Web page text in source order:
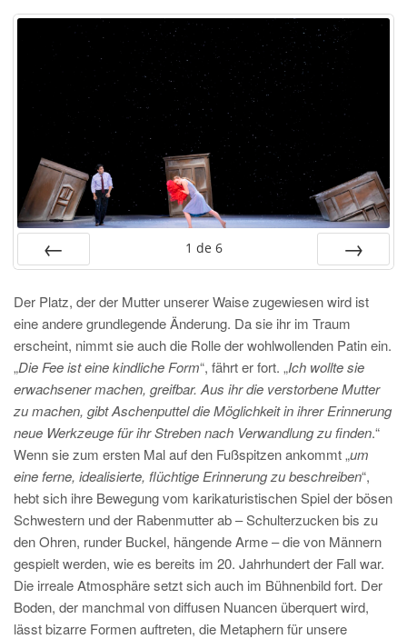
1 de 6
Der Platz, der der Mutter unserer Waise zugewiesen wird ist
eine andere grundlegende Änderung. Da sie ihr im Traum
erscheint, nimmt sie auch die Rolle der wohlwollenden Patin ein.
„Die Fee ist eine kindliche Form“, fährt er fort. „Ich wollte sie
erwachsener machen, greifbar. Aus ihr die verstorbene Mutter
zu machen, gibt Aschenputtel die Möglichkeit in ihrer Erinnerung
neue Werkzeuge für ihr Streben nach Verwandlung zu finden.“
Wenn sie zum ersten Mal auf den Fußspitzen ankommt „um
eine ferne, idealisierte, flüchtige Erinnerung zu beschreiben“,
hebt sich ihre Bewegung vom karikaturistischen Spiel der bösen
Schwestern und der Rabenmutter ab – Schulterzucken bis zu
den Ohren, runder Buckel, hängende Arme – die von Männern
gespielt werden, wie es bereits im 20. Jahrhundert der Fall war.
Die irreale Atmosphäre setzt sich auch im Bühnenbild fort. Der
Boden, der manchmal von diffusen Nuancen überquert wird,
lässt bizarre Formen auftreten, die Metaphern für unsere